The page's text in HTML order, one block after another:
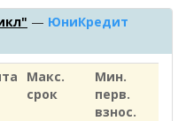
— ЮниКредит
Макс.
срок
Мин.
перв.
взнос.